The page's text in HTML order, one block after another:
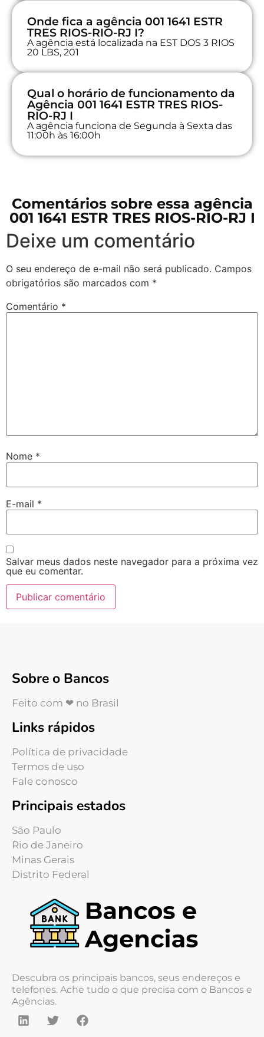
Onde fica a agência 001 1641 ESTR
TRES RIOS-RIO-RJ I?
A agência está localizada na EST DOS 3 RIOS
20 LBS, 201
Qual o horário de funcionamento da
Agência 001 1641 ESTR TRES RIOS-
RIO-RJ I
A agência funciona de Segunda à Sexta das
11:00h às 16:00h
Comentários sobre essa agência
001 1641 ESTR TRES RIOS-RIO-RJ I
Deixe um comentário
O seu endereço de e-mail não será publicado. Campos
obrigatórios são marcados com *
Comentário *
Nome *
E-mail *
Salvar meus dados neste navegador para a próxima vez
que eu comentar.
Sobre o Bancos
Feito com ❤ no Brasil
Links rápidos
Política de privacidade
Termos de uso
Fale conosco
Principais estados
São Paulo
Rio de Janeiro
Minas Gerais
Distrito Federal
Descubra os principais bancos, seus endereços e
telefones. Ache tudo o que precisa com o Bancos e
Agências.